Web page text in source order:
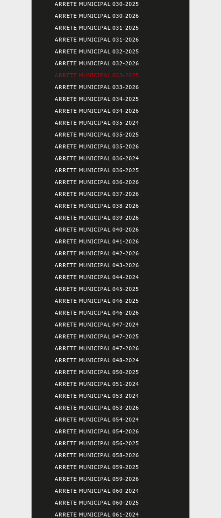
ARRETE MUNICIPAL 030-2025
ARRETE MUNICIPAL 030-2026
ARRETE MUNICIPAL 031-2025
ARRETE MUNICIPAL 031-2026
ARRETE MUNICIPAL 032-2025
ARRETE MUNICIPAL 032-2026
ARRETE MUNICIPAL 033-2025
ARRETE MUNICIPAL 033-2026
ARRETE MUNICIPAL 034-2025
ARRETE MUNICIPAL 034-2026
ARRETE MUNICIPAL 035-2024
ARRETE MUNICIPAL 035-2025
ARRETE MUNICIPAL 035-2026
ARRETE MUNICIPAL 036-2024
ARRETE MUNICIPAL 036-2025
ARRETE MUNICIPAL 036-2026
ARRETE MUNICIPAL 037-2026
ARRETE MUNICIPAL 038-2026
ARRETE MUNICIPAL 039-2026
ARRETE MUNICIPAL 040-2026
ARRETE MUNICIPAL 041-2026
ARRETE MUNICIPAL 042-2026
ARRETE MUNICIPAL 043-2026
ARRETE MUNICIPAL 044-2024
ARRETE MUNICIPAL 045-2025
ARRETE MUNICIPAL 046-2025
ARRETE MUNICIPAL 046-2026
ARRETE MUNICIPAL 047-2024
ARRETE MUNICIPAL 047-2025
ARRETE MUNICIPAL 047-2026
ARRETE MUNICIPAL 048-2024
ARRETE MUNICIPAL 050-2025
ARRETE MUNICIPAL 051-2024
ARRETE MUNICIPAL 053-2024
ARRETE MUNICIPAL 053-2026
ARRETE MUNICIPAL 054-2024
ARRETE MUNICIPAL 054-2026
ARRETE MUNICIPAL 056-2025
ARRETE MUNICIPAL 058-2026
ARRETE MUNICIPAL 059-2025
ARRETE MUNICIPAL 059-2026
ARRETE MUNICIPAL 060-2024
ARRETE MUNICIPAL 060-2025
ARRETE MUNICIPAL 061-2024